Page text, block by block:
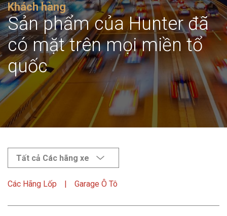
Khách hàng
Sản phẩm của Hunter đã
có mặt trên mọi miền tổ
quốc
Tất cả Các hãng xe
Các Hãng Lốp Garage Ô Tô